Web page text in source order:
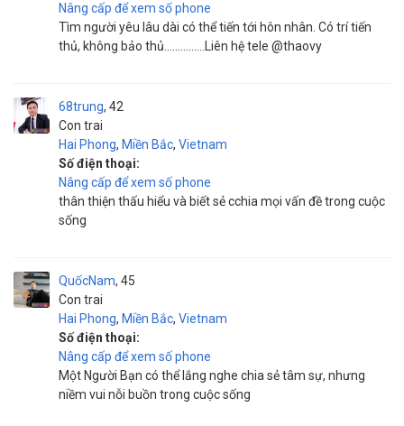
Nâng cấp để xem số phone
Tìm người yêu lâu dài có thể tiến tới hôn nhân. Có trí tiến
thủ, không bảo thủ...............Liên hệ tele @thaovy
68trung
Con trai
42
Hai Phong, Miền Bắc, Vietnam
Số điện thoại:
Nâng cấp để xem số phone
thân thiện thấu hiểu và biết sẻ cchia mọi vấn đề trong cuộc
sống
QuốcNam
Con trai
45
Hai Phong, Miền Bắc, Vietnam
Số điện thoại:
Nâng cấp để xem số phone
Một Người Bạn có thể lắng nghe chia sẻ tâm sự, nhưng
niềm vui nỗi buồn trong cuộc sống